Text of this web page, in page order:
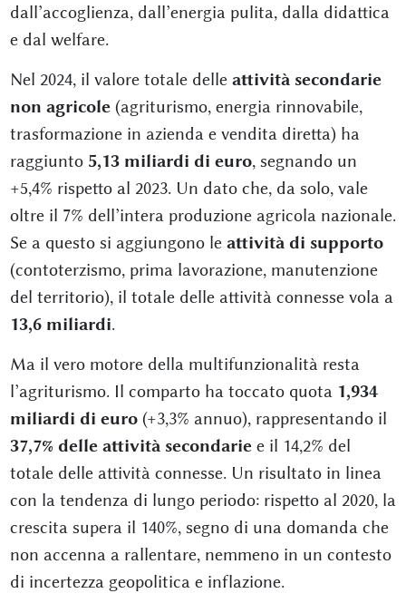
dall’accoglienza, dall’energia pulita, dalla didattica
e dal welfare.
Nel 2024, il valore totale delle attività secondarie
non agricole(agriturismo, energia rinnovabile,
trasformazione in azienda e vendita diretta) ha
raggiunto 5,13 miliardi di euro, segnando un
+5,4% rispetto al 2023. Un dato che, da solo, vale
oltre il 7% dell’intera produzione agricola nazionale.
Se a questo si aggiungono le attività di supporto
(contoterzismo, prima lavorazione, manutenzione
del territorio), il totale delle attività connesse vola a
13,6 miliardi.
Ma il vero motore della multifunzionalità resta
l’agriturismo. Il comparto ha toccato quota 1,934
miliardi di euro(+3,3% annuo), rappresentando il
37,7% delle attività secondariee il 14,2% del
totale delle attività connesse. Un risultato in linea
con la tendenza di lungo periodo: rispetto al 2020, la
crescita supera il 140%, segno di una domanda che
non accenna a rallentare, nemmeno in un contesto
di incertezza geopolitica e inflazione.